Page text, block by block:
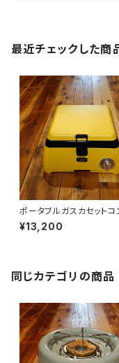
最近チェックした商
ポータブルガスカセットコ
¥13,200
同じカテゴリの商品